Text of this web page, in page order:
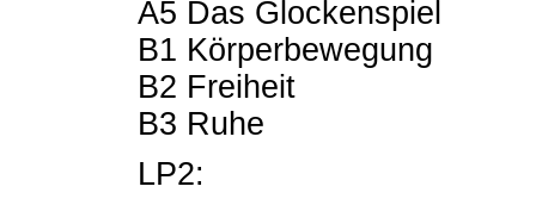
A5 Das Glockenspiel
B1 Körperbewegung
B2 Freiheit
B3 Ruhe
LP2: